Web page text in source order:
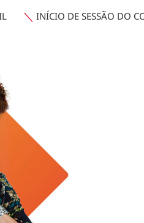
INÍCIO DE SESSÃO DO